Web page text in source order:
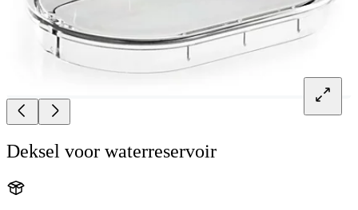
Deksel voor waterreservoir